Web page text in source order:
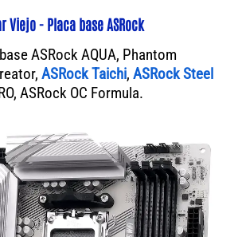
- Placa base ASRock
ASRock AQUA, Phantom
ASRock Taichi, ASRock Steel
ASRock OC Formula.